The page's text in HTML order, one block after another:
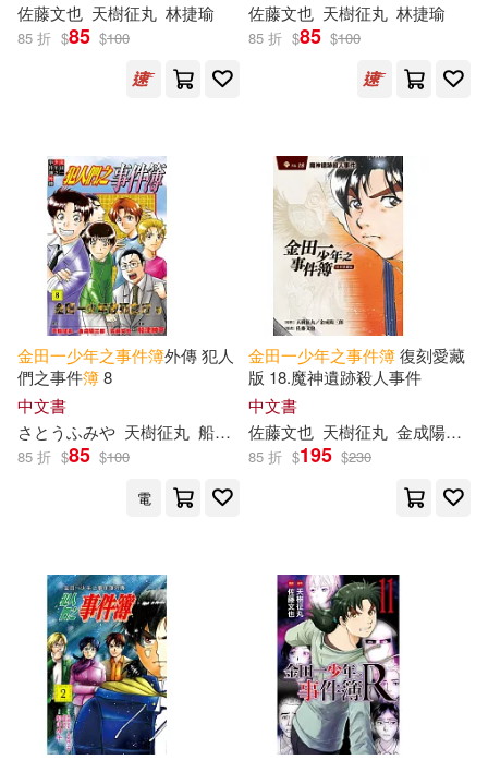
佐藤文也 天樹征丸 林捷瑜
85 折 $85 $100
佐藤文也 天樹征丸 林捷瑜
85 折 $85 $100
金田一少年之事件簿外傳 犯人
們之事件簿8
中文書
さとうふみや 天樹征丸 船津紳平 金成陽三郎 陳姿君
85 折 $85 $100
電
金田一少年之事件簿復刻愛藏
版 18.魔神遺跡殺人事件
中文書
佐藤文也 天樹征丸 金成陽三郎
85 折 $195 $230